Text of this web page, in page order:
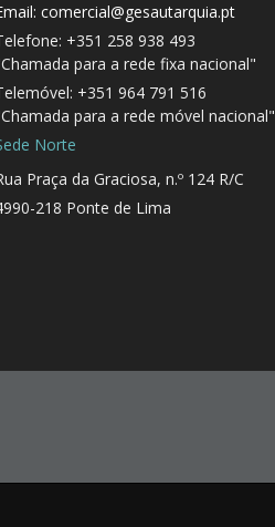
comercial@gesautarquia.pt
+351 258 938 493
para a rede fixa nacional"
+351 964 791 516
para a rede móvel nacional"
Norte
Praça da Graciosa, n.º 124 R/C
218 Ponte de Lima